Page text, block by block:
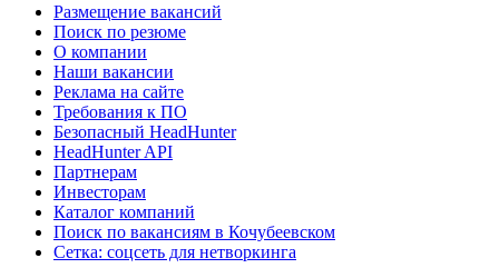
Размещение вакансий
Поиск по резюме
О компании
Наши вакансии
Реклама на сайте
Требования к ПО
Безопасный HeadHunter
HeadHunter API
Партнерам
Инвесторам
Каталог компаний
Поиск по вакансиям в Кочубеевском
Сетка: соцсеть для нетворкинга